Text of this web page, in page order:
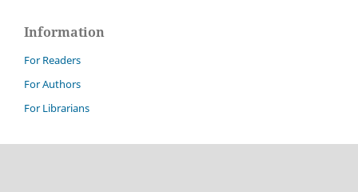
Information
For Readers
For Authors
For Librarians